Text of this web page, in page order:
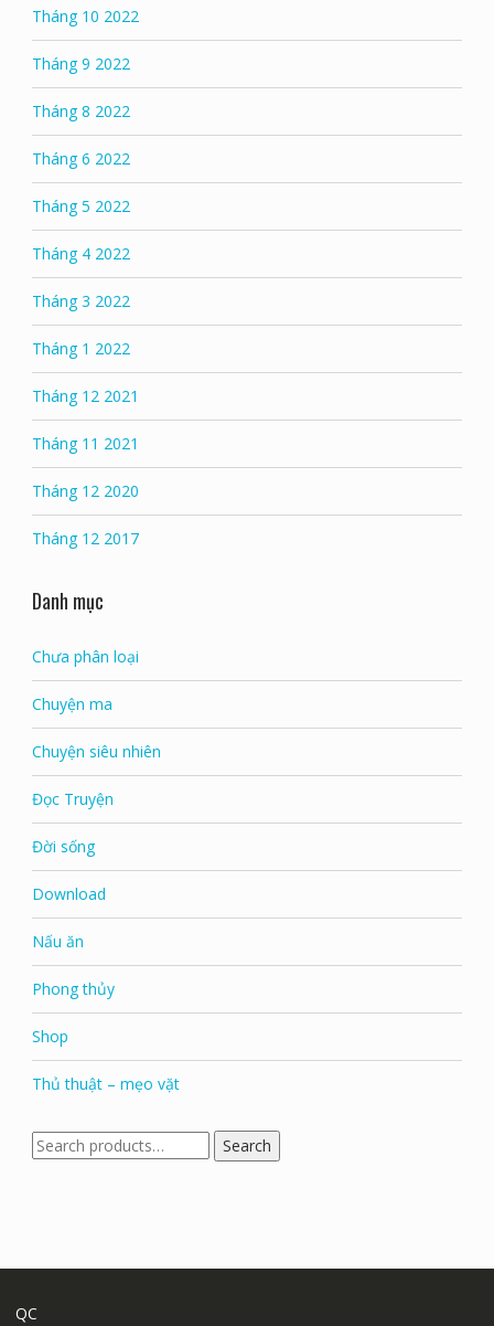
Tháng 10 2022
Tháng 9 2022
Tháng 8 2022
Tháng 6 2022
Tháng 5 2022
Tháng 4 2022
Tháng 3 2022
Tháng 1 2022
Tháng 12 2021
Tháng 11 2021
Tháng 12 2020
Tháng 12 2017
Danh mục
Chưa phân loại
Chuyện ma
Chuyện siêu nhiên
Đọc Truyện
Đời sống
Download
Nấu ăn
Phong thủy
Shop
Thủ thuật – mẹo vặt
Search
for:
Search
QC